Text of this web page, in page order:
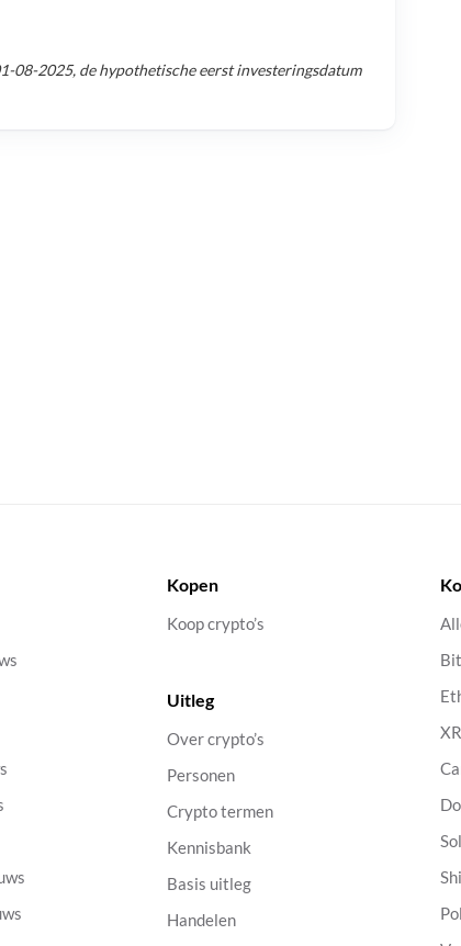
08-2025, de hypothetische eerst investeringsdatum
Kopen
Koop crypto’s
Uitleg
Over crypto’s
Personen
Crypto termen
Kennisbank
Basis uitleg
Handelen